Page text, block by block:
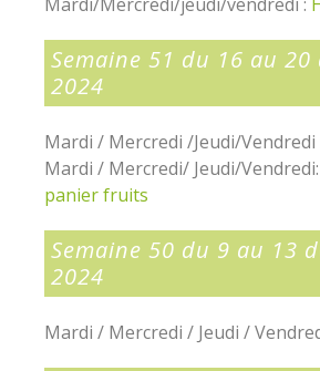
Semaine 51 du 16 au 20
2024
Mardi / Mercredi /Jeudi/Vendredi
Mardi / Mercredi/ Jeudi/Vendredi:
panier fruits
Semaine 50 du 9 au 13
2024
Mardi / Mercredi / Jeudi /